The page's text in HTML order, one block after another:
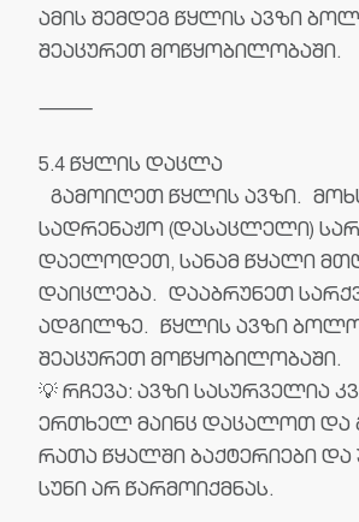
ამის შემდეგ წყლის ავზი
შეაცურეთ მოწყობილობაში.
⸻
5.4 წყლის დაცლა
გამოიღეთ წყლის ავზი.
სადრენაჟო (დასაცლელი)
დაელოდეთ, სანამ წყალი
დაიცლება. დააბრუნეთ
ადგილზე. წყლის ავზი
შეაცურეთ მოწყობილობაში.
💡 რჩევა: ავზი სასურველია
ერთხელ მაინც დაცალოთ და
რათა წყალში ბაქტერიები და
სუნი არ წარმოიქმნას.